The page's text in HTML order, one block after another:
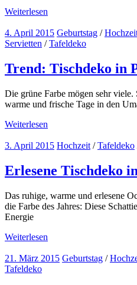
Weiterlesen
4. April 2015 Geburtstag /
Servietten /Tafeldeko
Trend: Tischdeko in
Die grüne Farbe mögen sehr
warme und frische Tage in den
Weiterlesen
3. April 2015 Hochzeit /Tafeldeko
Erlesene Tischdeko
Das ruhige, warme und erlesene
die Farbe des Jahres: Diese
Energie
Weiterlesen
21. März 2015 Geburtstag /
Tafeldeko